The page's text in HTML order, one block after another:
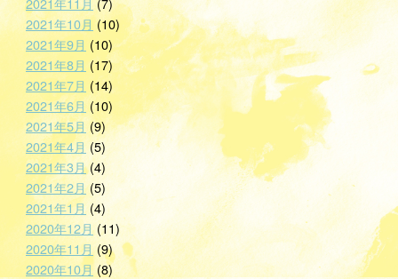
2021年10月 (10)
2021年9月 (10)
2021年8月 (17)
2021年7月 (14)
2021年6月 (10)
2021年5月(9)
2021年4月(5)
2021年3月(4)
2021年2月(5)
2021年1月 (4)
2020年12月(11)
2020年11月(9)
2020年10月(8)